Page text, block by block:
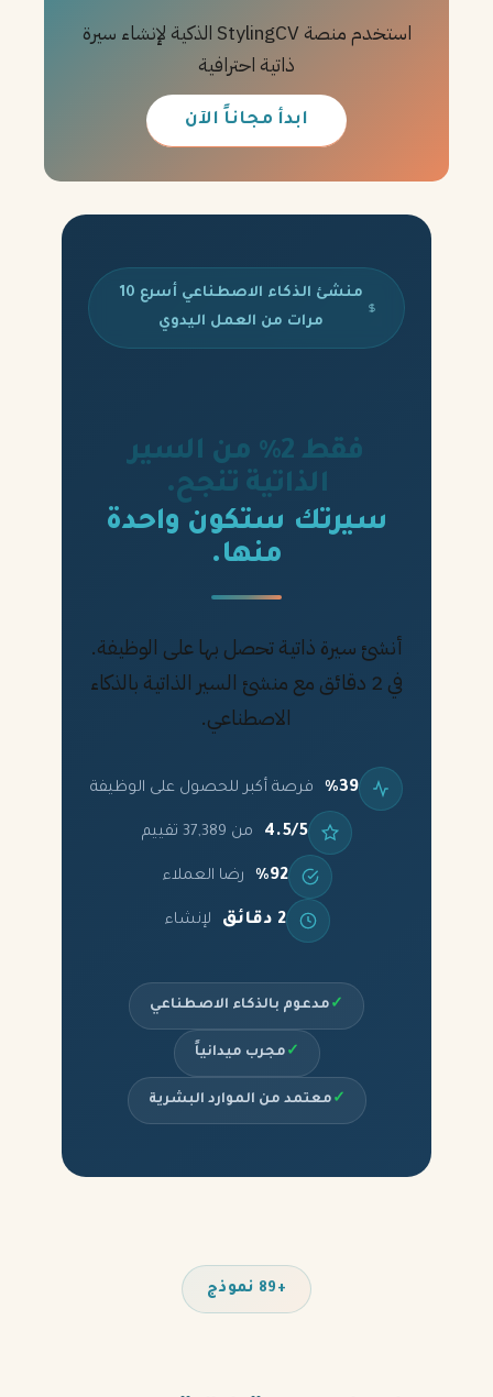
استخدم منصة StylingCV الذكية لإنشاء سيرة
ذاتية احترافية
ابدأ مجاناً الآن
منشئ الذكاء الاصطناعي أسرع 10
مرات من العمل اليدوي
فقط 2% من السير
الذاتية تنجح.
سيرتك ستكون واحدة
منها.
أنشئ سيرة ذاتية تحصل بها على الوظيفة.
في 2 دقائق مع منشئ السير الذاتية بالذكاء
الاصطناعي.
%39 فرصة أكبر للحصول على الوظيفة
4.5/5 من 37,389 تقييم
%92 رضا العملاء
2 دقائق لإنشاء
✓ مدعوم بالذكاء الاصطناعي
✓ مجرب ميدانياً
✓ معتمد من الموارد البشرية
+89 نموذج